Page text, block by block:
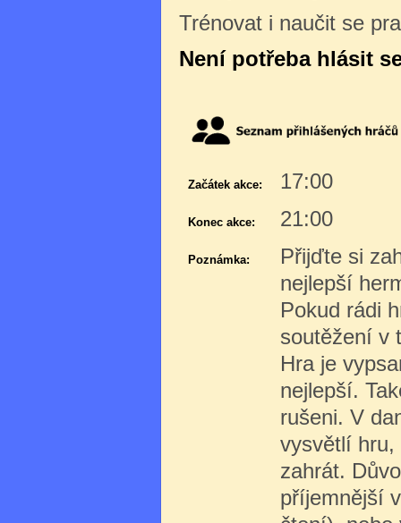
Trénovat i naučit se
Není potřeba hlásit
Začátek akce: 17:00
Konec akce: 21:00
Poznámka:
Přijďte si
nejlepší
Pokud rádi
soutěžení v
Hra je
nejlepší.
rušeni. V
vysvětlí hru,
zahrát.
příjemnější